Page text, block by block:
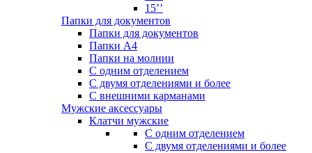
15’’
Папки для документов
Папки для документов
Папки А4
Папки на молнии
С одним отделением
С двумя отделениями и более
С внешними карманами
Мужские аксессуары
Клатчи мужские
С одним отделением
С двумя отделениями и более